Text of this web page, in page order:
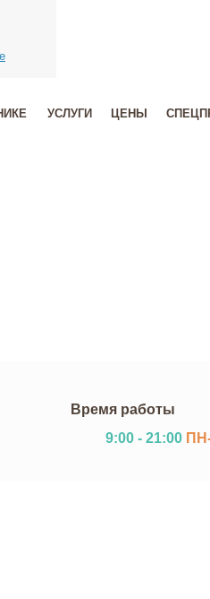
УСЛУГИ ЦЕНЫ
Время работы
9:00 - 21:00